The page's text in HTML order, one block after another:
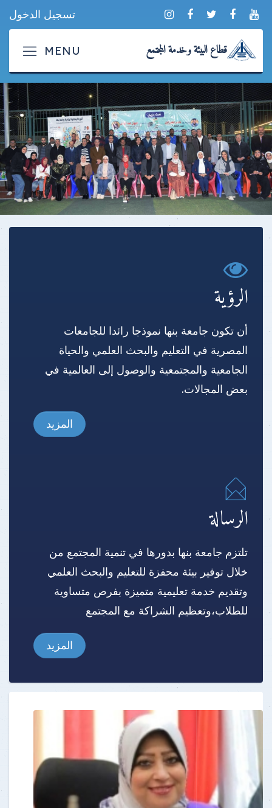
تسجيل الدخول
قطاع البيئة وخدمة المجتمع
الرؤية
أن تكون جامعة بنها نموذجا رائدا للجامعات
المصرية في التعليم والبحث العلمي والحياة
الجامعية والمجتمعية والوصول إلى العالمية في
بعض المجالات.
المزيد
الرسالة
تلتزم جامعة بنها بدورها في تنمية المجتمع من
خلال توفير بيئة محفزة للتعليم والبحث العلمي
وتقديم خدمة تعليمية متميزة بفرص متساوية
للطلاب،وتعظيم الشراكة مع المجتمع
المزيد